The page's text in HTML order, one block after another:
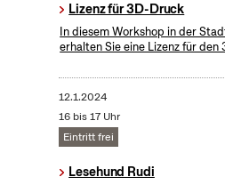
Lizenz für 3D-Druck
In diesem Workshop in der
erhalten Sie eine Lizenz für
12.1.2024
16 bis 17 Uhr
Eintritt frei
Lesehund Rudi